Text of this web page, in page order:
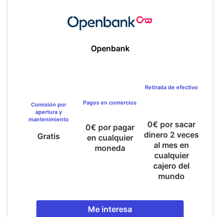
Openbank
Comisión por
apertura y
mantenimiento
Gratis
Pagos en comercios
0€ por pagar
en cualquier
moneda
Retirada de efectivo
0€ por sacar
dinero 2 veces
al mes en
cualquier
cajero del
mundo
Me interesa